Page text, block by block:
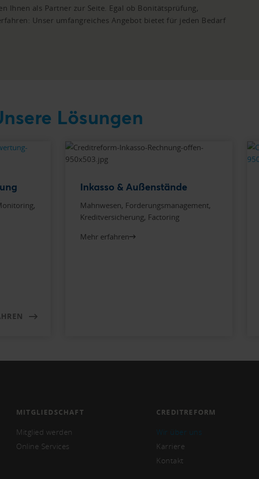
Ihnen als Partner zur Seite. Egal ob Bonitätsprüfung,
Unser umfangreiches Angebot bietet für jeden Bedarf
Lösungen
Inkasso & Außenstände
Mahnwesen, Forderungsmanagement,
Kreditversicherung, Factoring
Mehr erfahren
MITGLIEDSCHAFT
Mitglied werden
Online Services
CREDITREFORM
Wir über uns
Karriere
Kontakt